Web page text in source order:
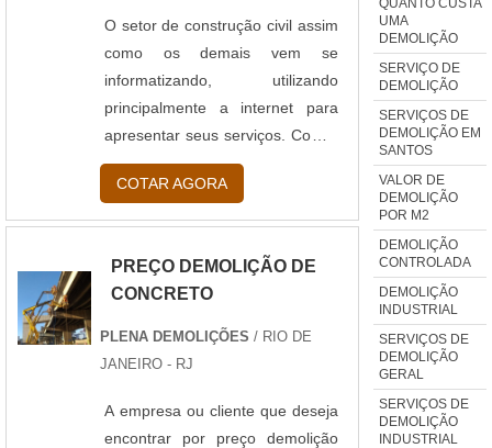
O setor de construção civil assim
como os demais vem se
informatizando, utilizando
principalmente a internet para
apresentar seus serviços. Com o
setor de demolição não poderia
ser diferente pois mesmo que
não possamos ter um “preço
site ou nas redes sociais por
exemplo qual tipo de serviço que
a demolidora realiza, s...
COTAR AGORA
PREÇO DEMOLIÇÃO DE
CONCRETO
PLENA DEMOLIÇÕES / RIO DE
JANEIRO - RJ
A empresa ou cliente que deseja
encontrar por preço demolição
UMA
DEMOLIÇÃO
SERVIÇO DE
DEMOLIÇÃO
SERVIÇOS DE
DEMOLIÇÃO EM
SANTOS
VALOR DE
DEMOLIÇÃO
POR M2
DEMOLIÇÃO
CONTROLADA
DEMOLIÇÃO
INDUSTRIAL
SERVIÇOS DE
DEMOLIÇÃO
GERAL
SERVIÇOS DE
DEMOLIÇÃO
INDUSTRIAL